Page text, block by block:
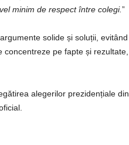
minim de respect între colegi.”
solide și soluții, evitând
pe fapte și rezultate,
alegerilor prezidențiale din